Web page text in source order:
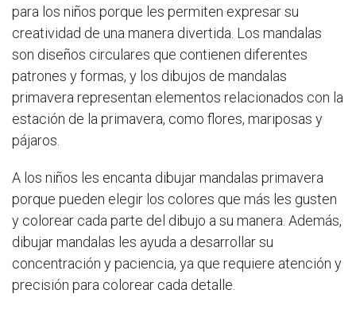
para los niños porque les permiten expresar su
creatividad de una manera divertida. Los mandalas
son diseños circulares que contienen diferentes
patrones y formas, y los dibujos de mandalas
primavera representan elementos relacionados con la
estación de la primavera, como flores, mariposas y
pájaros.
A los niños les encanta dibujar mandalas primavera
porque pueden elegir los colores que más les gusten
y colorear cada parte del dibujo a su manera. Además,
dibujar mandalas les ayuda a desarrollar su
concentración y paciencia, ya que requiere atención y
precisión para colorear cada detalle.